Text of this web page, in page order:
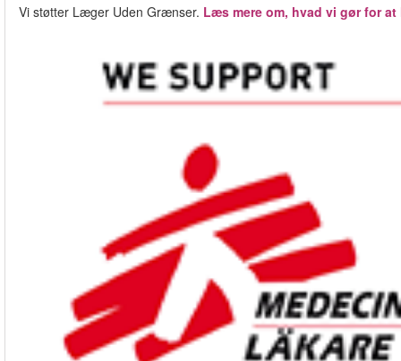
Vi støtter Læger Uden Grænser. Læs mere om, hvad vi gør for